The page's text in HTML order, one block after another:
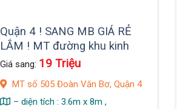
Quận 4 ! SANG MB GIÁ RẺ
LẮM ! MT đường khu kinh
doanh sầm uất, THUÊ CHỈ 6,8
Giá sang: 19 Triệu
MT số 505 Đoàn Văn Bơ, Quận 4
– diện tích : 3.6m x 8m ,